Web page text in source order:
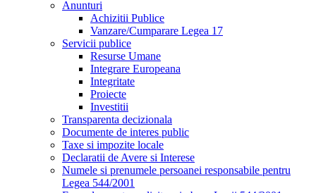
Anunturi
Achizitii Publice
Vanzare/Cumparare Legea 17
Servicii publice
Resurse Umane
Integrare Europeana
Integritate
Proiecte
Investitii
Transparenta decizionala
Documente de interes public
Taxe si impozite locale
Declaratii de Avere si Interese
Numele si prenumele persoanei responsabile pentru
Legea 544/2001